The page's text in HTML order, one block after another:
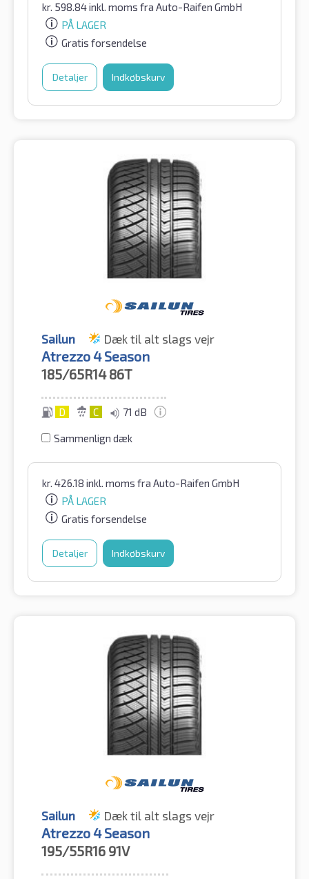
kr. 598.84inkl. moms fra Auto-Raifen GmbH
PÅ LAGER
Gratis forsendelse
Detaljer Indkøbskurv
Sailun Dæk til alt slags vejr
Atrezzo 4 Season
185/65R14 86T
D C 71 dB
Sammenlign dæk
kr. 426.18 inkl. moms fra Auto-Raifen GmbH
PÅ LAGER
Gratis forsendelse
Detaljer Indkøbskurv
Sailun Dæk til alt slags vejr
Atrezzo 4 Season
195/55R16 91V